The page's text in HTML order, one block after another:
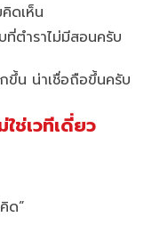
ดเห็น
ที่ตำราไม่มีสอนครับ
น น่าเชื่อถือขึ้นครับ
ช่เวทีเดี่ยว
ด”